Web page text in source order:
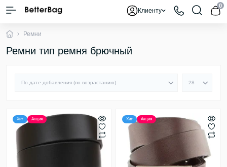
Клиенту
0
Ремни
Ремни тип ремня брючный
Хит Акция Хит Акция